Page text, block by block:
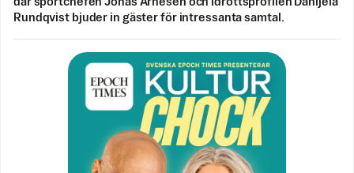
Rundqvist bjuder in gäster för intressanta samtal.